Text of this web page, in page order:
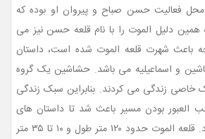
فعالیت حسن صباح و پیروان او بوده که
همین دلیل الموت را با نام قلعه حسن نیز می
باعث شهرت قلعه الموت شده است، داستان
و اسماعیلیه می باشد. حشاشین یک گروه
خاصی زندگی می کردند. بنابراین سبک زندگی
العبور بودن مسیر باعث شد تا داستان های
زیادی درباره آنها نقل شود. قلعه الموت حدود ۱۲۰ متر طول و ۱۰ تا ۳۵ متر